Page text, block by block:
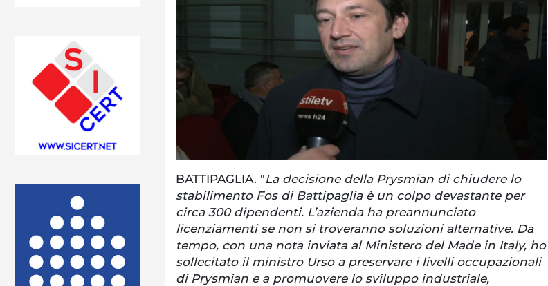
BATTIPAGLIA. "La decisione della Prysmian di chiudere lo
stabilimento Fos di Battipaglia è un colpo devastante per
circa 300 dipendenti. L’azienda ha preannunciato
licenziamenti se non si troveranno soluzioni alternative. Da
tempo, con una nota inviata al Ministero del Made in Italy, ho
sollecitato il ministro Urso a preservare i livelli occupazionali
di Prysmian e a promuovere lo sviluppo industriale,